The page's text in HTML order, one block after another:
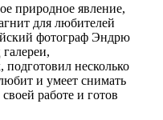
природное явление,
для любителей
фотограф Эндрю
несколько
и умеет снимать
работе и готов